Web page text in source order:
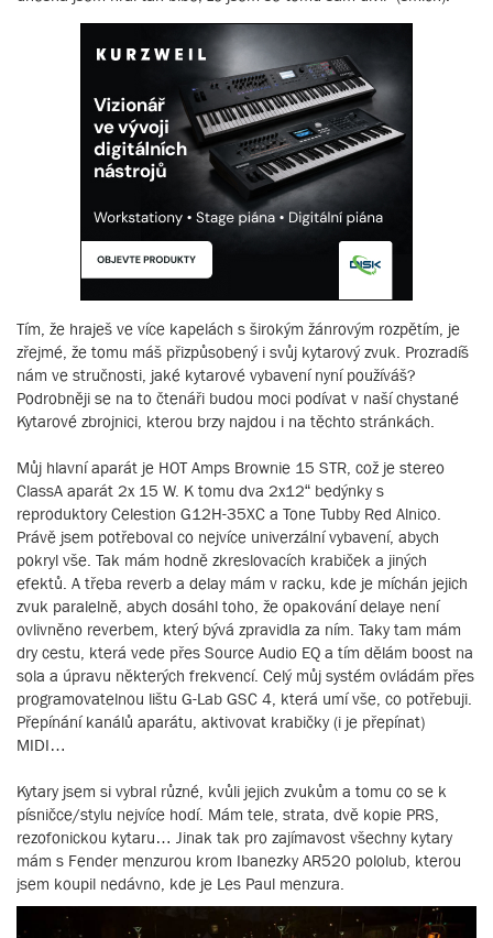
Tím, že hraješ ve více kapelách s širokým žánrovým rozpětím, je
zřejmé, že tomu máš přizpůsobený i svůj kytarový zvuk. Prozradíš
nám ve stručnosti, jaké kytarové vybavení nyní používáš?
Podrobněji se na to čtenáři budou moci podívat v naší chystané
Kytarové zbrojnici, kterou brzy najdou i na těchto stránkách.
Můj hlavní aparát je HOT Amps Brownie 15 STR, což je stereo
ClassA aparát 2x 15 W. K tomu dva 2x12“ bedýnky s
reproduktory Celestion G12H-35XC a Tone Tubby Red Alnico.
Právě jsem potřeboval co nejvíce univerzální vybavení, abych
pokryl vše. Tak mám hodně zkreslovacích krabiček a jiných
efektů. A třeba reverb a delay mám v racku, kde je míchán jejich
zvuk paralelně, abych dosáhl toho, že opakování delaye není
ovlivněno reverbem, který bývá zpravidla za ním. Taky tam mám
dry cestu, která vede přes Source Audio EQ a tím dělám boost na
sola a úpravu některých frekvencí. Celý můj systém ovládám přes
programovatelnou lištu G-Lab GSC 4, která umí vše, co potřebuji.
Přepínání kanálů aparátu, aktivovat krabičky (i je přepínat)
MIDI…
Kytary jsem si vybral různé, kvůli jejich zvukům a tomu co se k
písničce/stylu nejvíce hodí. Mám tele, strata, dvě kopie PRS,
rezofonickou kytaru… Jinak tak pro zajímavost všechny kytary
mám s Fender menzurou krom Ibanezky AR520 pololub, kterou
jsem koupil nedávno, kde je Les Paul menzura.